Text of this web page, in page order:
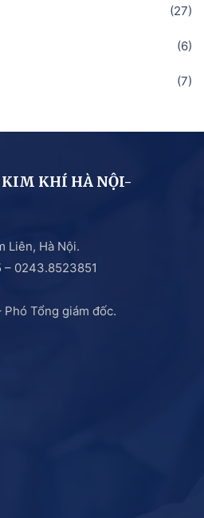
(27)
(6)
(7)
KIM KHÍ HÀ NỘI-
Liên, Hà Nội.
– 0243.8523851
Phó Tổng giám đốc.